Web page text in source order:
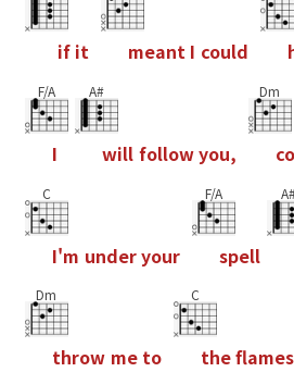
if it meant I could
F/A
I
A#
will followyou,
Dm
co
C
I'm underyour
F/A
spell
Dm
throw me to
C
thefames